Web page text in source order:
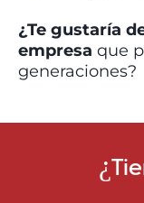
¿Te gustaría
empresa que
generaciones?